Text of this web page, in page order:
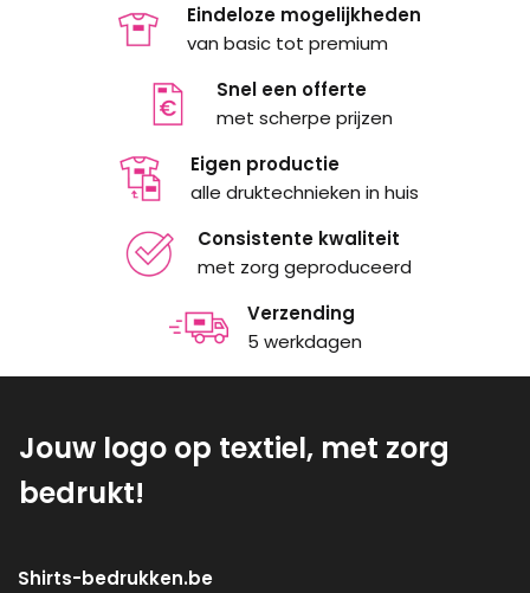
Eindeloze mogelijkheden
van basic tot premium
Snel een offerte
met scherpe prijzen
Eigen productie
alle druktechnieken in huis
Consistente kwaliteit
met zorg geproduceerd
Verzending
5 werkdagen
Jouw logo op textiel, met zorg
bedrukt!
Shirts-bedrukken.be